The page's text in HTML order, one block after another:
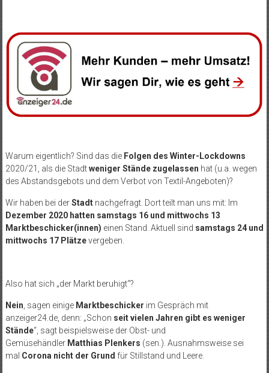
Warum eigentlich? Sind das die Folgen des Winter-Lockdowns
2020/21, als die Stadtweniger Stände zugelassen hat (u.a. wegen
des Abstandsgebots und dem Verbot von Textil-Angeboten)?
Wir haben bei derStadtnachgefragt. Dort teilt man uns mit: Im
Dezember 2020 hatten samstags 16 und mittwochs 13
Marktbeschicker(innen) einen Stand. Aktuell sind samstags 24 und
mittwochs 17 Plätzevergeben.
Also hat sich „der Markt beruhigt“?
Nein, sagen einige Marktbeschicker im Gespräch mit
anzeiger24.de, denn: „Schon seit vielen Jahren gibt es weniger
Stände“, sagt beispielsweise der Obst- und
Gemüsehändler Matthias Plenkers (sen.). Ausnahmsweise sei
mal Corona nicht der Grund für Stillstand und Leere.